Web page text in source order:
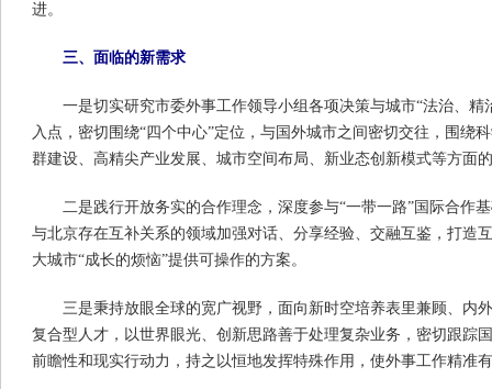
进。
三、面临的新需求
一是切实研究市委外事工作领导小组各项决策与城市“法治、精
入点，密切围绕“四个中心”定位，与国外城市之间密切交往，围绕
群建设、高精尖产业发展、城市空间布局、新业态创新模式等方面
二是践行开放务实的合作理念，深度参与“一带一路”国际合作
与北京存在互补关系的领域加强对话、分享经验、交融互鉴，打造
大城市“成长的烦恼”提供可操作的方案。
三是秉持放眼全球的宽广视野，面向新时空培养表里兼顾、内
复合型人才，以世界眼光、创新思路善于处理复杂业务，密切跟踪
前瞻性和现实行动力，持之以恒地发挥特殊作用，使外事工作精准